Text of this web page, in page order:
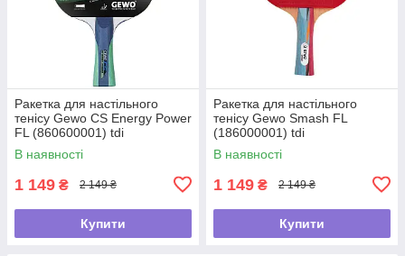
Ракетка для настільного
тенісу Gewo CS Energy Power
FL (860600001) tdi
В наявності
1 149 ₴ 2 149 ₴
Купити
Ракетка для настільного
тенісу Gewo Smash FL
(186000001) tdi
В наявності
1 149 ₴ 2 149 ₴
Купити